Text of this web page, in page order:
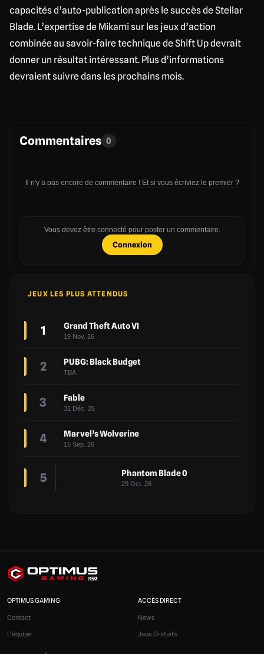
capacités d’auto-publication après le succès de Stellar
Blade. L’expertise de Mikami sur les jeux d’action
combinée au savoir-faire technique de Shift Up devrait
donner un résultat intéressant. Plus d’informations
devraient suivre dans les prochains mois.
Commentaires 0
Il n'y a pas encore de commentaire ! Et si vous écriviez le premier ?
Vous devez être connecté pour poster un commentaire.
Connexion
JEUX LES PLUS ATTENDUS
1 Grand Theft Auto VI
19 Nov. 26
2 PUBG: Black Budget
TBA
3 Fable
31 Déc. 26
4 Marvel’s Wolverine
15 Sep. 26
5 Phantom Blade 0
29 Oct. 26
OPTIMUS GAMING
Contact
L'équipe
ACCÈS DIRECT
News
Jeux Gratuits